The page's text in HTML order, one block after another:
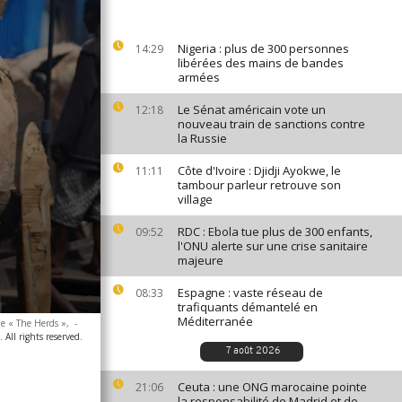
14:29
Nigeria : plus de 300 personnes
libérées des mains de bandes
armées
12:18
Le Sénat américain vote un
nouveau train de sanctions contre
la Russie
11:11
Côte d'Ivoire : Djidji Ayokwe, le
tambour parleur retrouve son
village
09:52
RDC : Ebola tue plus de 300 enfants,
l'ONU alerte sur une crise sanitaire
majeure
08:33
Espagne : vaste réseau de
trafiquants démantelé en
Méditerranée
7 août 2026
21:06
Ceuta : une ONG marocaine pointe
« The Herds », -
All rights reserved.